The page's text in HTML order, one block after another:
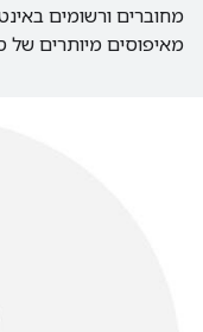
מחוברים ורשומים
מאיפוסים מיותרים של